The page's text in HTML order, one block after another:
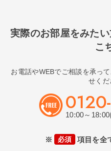
実際のお部屋をみた
こ
お電話やWEBでご相談を承っ
せくだ
10:00～
※ 必須 項目を全